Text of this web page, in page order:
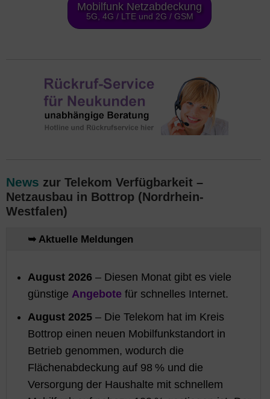
Mobilfunk Netzabdeckung
5G, 4G / LTE und 2G / GSM
News zur Telekom Verfügbarkeit –
Netzausbau in Bottrop (Nordrhein-
Westfalen)
➥ Aktuelle Meldungen
August 2026 – Diesen Monat gibt es viele
günstige Angebote für schnelles Internet.
August 2025 – Die Telekom hat im Kreis
Bottrop einen neuen Mobilfunkstandort in
Betrieb genommen, wodurch die
Flächenabdeckung auf 98 % und die
Versorgung der Haushalte mit schnellem